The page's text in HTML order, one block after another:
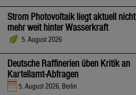
Strom Photovoltaik liegt aktuell nicht
mehr weit hinter Wasserkraft
5. August 2026
Deutsche Raffinerien üben Kritik an
Kartellamt-Abfragen
5. August 2026, Berlin